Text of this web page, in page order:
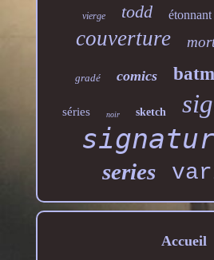
vierge todd étonnant
couverture
gradé comics
séries noir sketch
series
Accueil